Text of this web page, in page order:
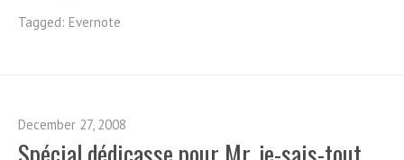
Tagged: Evernote
December 27, 2008